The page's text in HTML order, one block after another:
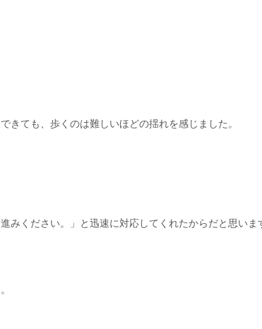
きても、歩くのは難しいほどの揺れを感じました。
みください。」と迅速に対応してくれたからだと思いま